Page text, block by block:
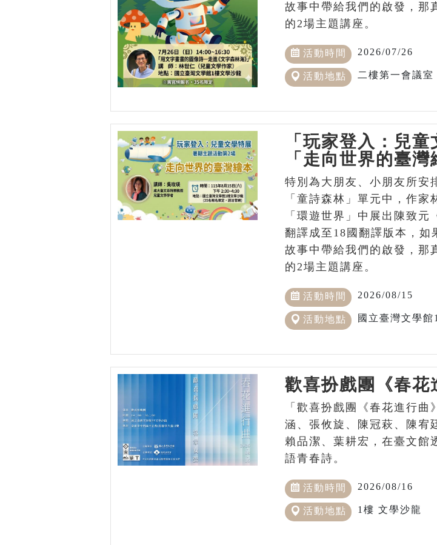
故事中帶給我們的啟發，那
的2場主題講座。
活動時間 2026/07/26
活動地點 二樓第一會議室
「玩家登入：兒
「走向世界的臺灣
特別為大朋友、小朋友所安
「童詩森林」單元中，作
「環遊世界」中展出陳致
翻譯成至18國翻譯版本，如
故事中帶給我們的啟發，那
的2場主題講座。
活動時間 2026/08/15
活動地點 國立臺灣文學館
歡喜扮戲團《春花
「歡喜扮戲團《春花進行
涵、張攸旋、陳冠萩、陳宥
賴品潔、葉耕宏，在臺文館
語青春詩。
活動時間 2026/08/16
活動地點 1樓 文學沙龍